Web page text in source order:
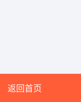
返回首页